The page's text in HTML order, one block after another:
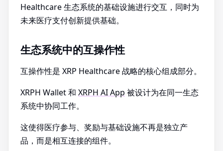
Healthcare 生态系统的基础设施进行交互，同时为
未来医疗支付创新提供基础。
生态系统中的互操作性
互操作性是 XRP Healthcare 战略的核心组成部分。
XRPH Wallet 和 XRPH AI App 被设计为在同一生态
系统中协同工作。
这使得医疗参与、奖励与基础设施不再是独立产
品，而是相互连接的组件。